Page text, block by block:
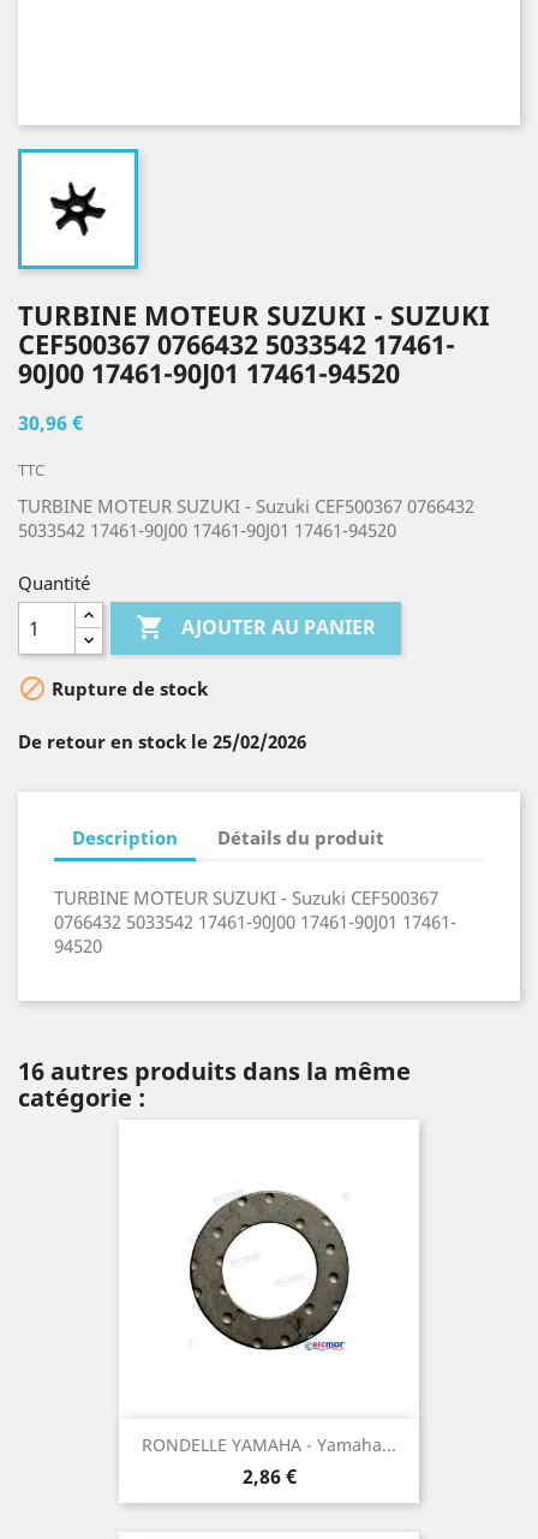
TURBINE MOTEUR SUZUKI - SUZUKI
CEF500367 0766432 5033542 17461-
90J00 17461-90J01 17461-94520
30,96 €
TTC
TURBINE MOTEUR SUZUKI - Suzuki CEF500367 0766432
5033542 17461-90J00 17461-90J01 17461-94520
Quantité
 AJOUTER AU PANIER
 Rupture de stock
De retour en stock le 25/02/2026
Description Détails du produit
TURBINE MOTEUR SUZUKI - Suzuki CEF500367
0766432 5033542 17461-90J00 17461-90J01 17461-
94520
16 autres produits dans la même
catégorie :
RONDELLE YAMAHA - Yamaha...
Prix
2,86 €